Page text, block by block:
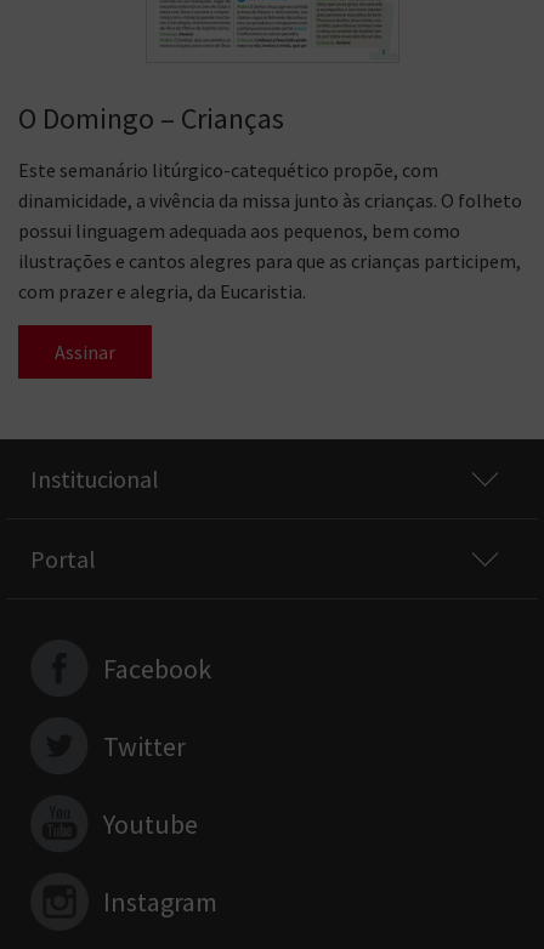
O Domingo – Crianças
Este semanário litúrgico-catequético propõe, com
dinamicidade, a vivência da missa junto às crianças. O folheto
possui linguagem adequada aos pequenos, bem como
ilustrações e cantos alegres para que as crianças participem,
com prazer e alegria, da Eucaristia.
Assinar
Institucional
Portal
Facebook
Twitter
Youtube
Instagram